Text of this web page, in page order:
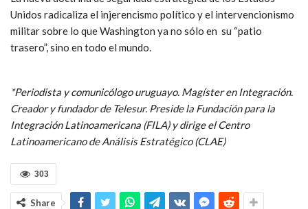
Unidos radicaliza el injerencismo político y el intervencionismo
militar sobre lo que Washington ya no sólo en su “patio
trasero”, sino en todo el mundo.
*Periodista y comunicólogo uruguayo. Magíster en Integración.
Creador y fundador de Telesur. Preside la Fundación para la
Integración Latinoamericana (FILA) y dirige el Centro
Latinoamericano de Análisis Estratégico (CLAE)
303
Share